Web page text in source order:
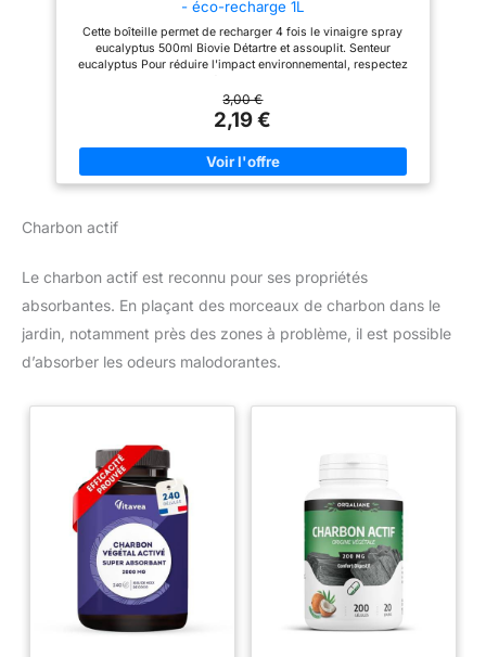
- éco-recharge 1L
Cette boîteille permet de recharger 4 fois le vinaigre spray
eucalyptus 500ml Biovie Détartre et assouplit. Senteur
eucalyptus Pour réduire l'impact environnemental, respectez
cutanée: consulter un médecin.
3,00 €
2,19 €
Charbon actif
Le charbon actif est reconnu pour ses propriétés
absorbantes. En plaçant des morceaux de charbon dans le
jardin, notamment près des zones à problème, il est possible
d’absorber les odeurs malodorantes.